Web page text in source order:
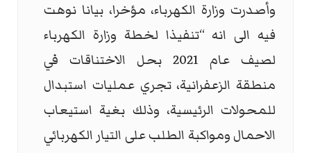
وأصدرت وزارة الكهرباء، مؤخرا، بيانا نوهت
فيه الى انه “تنفيذا لخطة وزارة الكهرباء
لصيف عام 2021 بحل الاختناقات في
منطقة الزعفرانية، تجري عمليات استبدال
للمحولات الرئيسية، وذلك بغية استيعاب
الاحمال ومواكبة الطلب على التيار الكهربائي